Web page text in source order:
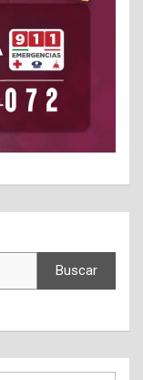
Buscar